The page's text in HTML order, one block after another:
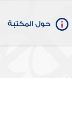
حول المكتبة